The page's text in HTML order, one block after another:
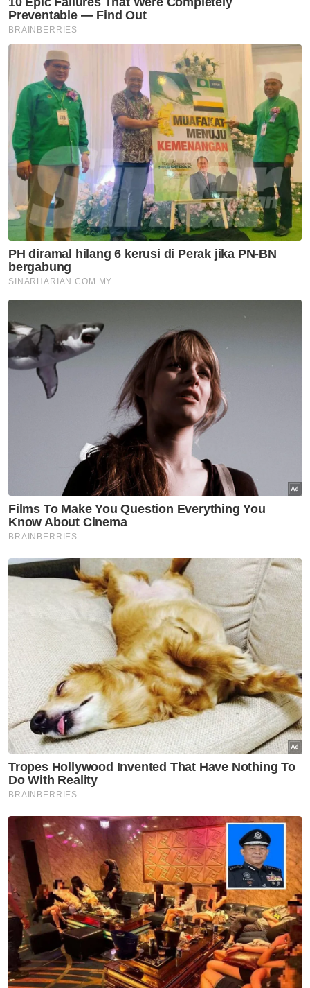
Bernama
Muat turun aplikasi Sinar Harian.Klik di sini!
Mahkamah
Guru
Buruh
Penjara
Eksploitasi Seksual
Perdagang Wanita
Artikel Disyorkan
Semasa
'Kayla hanya pinjaman 49 hari'
Semasa
Polis Johor berkas 209 GRO
warga asing
Semasa
Dua anggota polis minta
belanja RM100 berdepan
tindakan tatatertib
Semasa
Kenyataan MAG tunjuk
'sindrom penafian' - King Sing